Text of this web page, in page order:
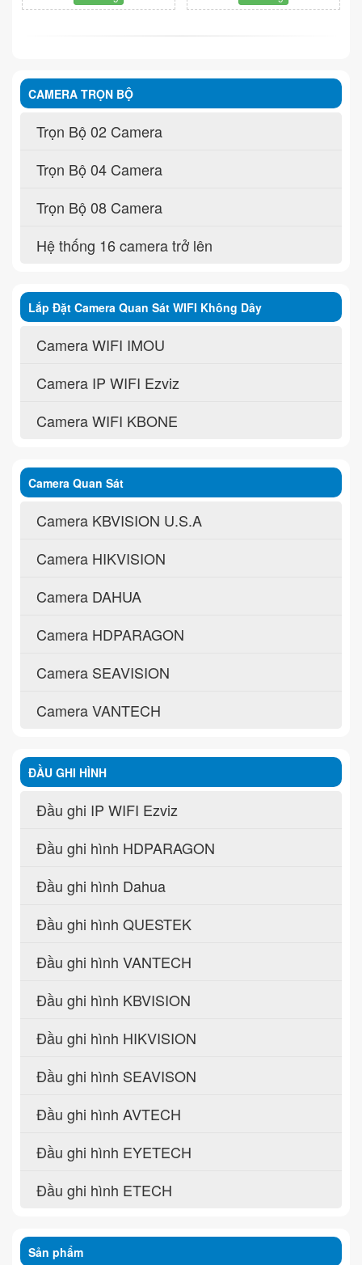
CAMERA TRỌN BỘ
Trọn Bộ 02 Camera
Trọn Bộ 04 Camera
Trọn Bộ 08 Camera
Hệ thống 16 camera trở lên
Lắp Đặt Camera Quan Sát WIFI Không Dây
Camera WIFI IMOU
Camera IP WIFI Ezviz
Camera WIFI KBONE
Camera Quan Sát
Camera KBVISION U.S.A
Camera HIKVISION
Camera DAHUA
Camera HDPARAGON
Camera SEAVISION
Camera VANTECH
ĐẦU GHI HÌNH
Đầu ghi IP WIFI Ezviz
Đầu ghi hình HDPARAGON
Đầu ghi hình Dahua
Đầu ghi hình QUESTEK
Đầu ghi hình VANTECH
Đầu ghi hình KBVISION
Đầu ghi hình HIKVISION
Đầu ghi hình SEAVISON
Đầu ghi hình AVTECH
Đầu ghi hình EYETECH
Đầu ghi hình ETECH
Sản phẩm